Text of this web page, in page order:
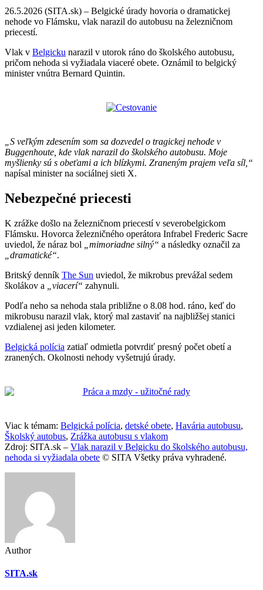
26.5.2026 (SITA.sk) – Belgické úrady hovoria o dramatickej
nehode vo Flámsku, vlak narazil do autobusu na železničnom
priecestí.
Vlak v Belgicku narazil v utorok ráno do školského autobusu,
pričom nehoda si vyžiadala viaceré obete. Oznámil to belgický
minister vnútra Bernard Quintin.
„S veľkým zdesením som sa dozvedel o tragickej nehode v
Buggenhoute, kde vlak narazil do školského autobusu. Moje
myšlienky sú s obeťami a ich blízkymi. Zraneným prajem veľa síl,“
napísal minister na sociálnej sieti X.
Nebezpečné priecesti
K zrážke došlo na železničnom priecestí v severobelgickom
Flámsku. Hovorca železničného operátora Infrabel Frederic Sacre
uviedol, že náraz bol
„mimoriadne silný“ a následky označil za
„dramatické“.
Britský denník The Sun uviedol, že mikrobus prevážal sedem
školákov a „viacerí“ zahynuli.
Podľa neho sa nehoda stala približne o 8.08 hod. ráno, keď do
mikrobusu narazil vlak, ktorý mal zastaviť na najbližšej stanici
vzdialenej asi jeden kilometer.
Belgická polícia zatiaľ odmietla potvrdiť presný počet obetí a
zranených. Okolnosti nehody vyšetrujú úrady.
Viac k témam: Belgická polícia, detské obete, Havária autobusu,
Školský autobus, Zrážka autobusu s vlakom
Zdroj: SITA.sk – Vlak narazil v Belgicku do školského autobusu,
nehoda si vyžiadala obete © SITA Všetky práva vyhradené.
Author
SITA.sk